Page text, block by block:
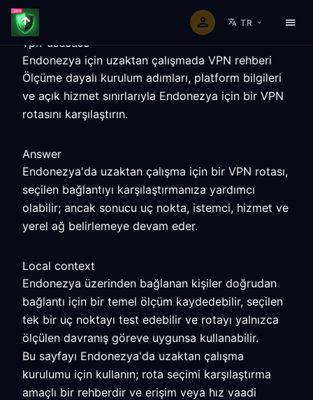
TR
vpn-usecase
Endonezya için uzaktan çalışmada VPN rehberi
Ölçüme dayalı kurulum adımları, platform bilgileri
ve açık hizmet sınırlarıyla Endonezya için bir VPN
rotasını karşılaştırın.
Answer
Endonezya'da uzaktan çalışma için bir VPN rotası,
seçilen bağlantıyı karşılaştırmanıza yardımcı
olabilir; ancak sonucu uç nokta, istemci, hizmet ve
yerel ağ belirlemeye devam eder.
Local context
Endonezya üzerinden bağlanan kişiler doğrudan
bağlantı için bir temel ölçüm kaydedebilir, seçilen
tek bir uç noktayı test edebilir ve rotayı yalnızca
ölçülen davranış göreve uygunsa kullanabilir.
Bu sayfayı Endonezya'da uzaktan çalışma
kurulumu için kullanın; rota seçimi karşılaştırma
amaçlı bir rehberdir ve erişim veya hız vaadi